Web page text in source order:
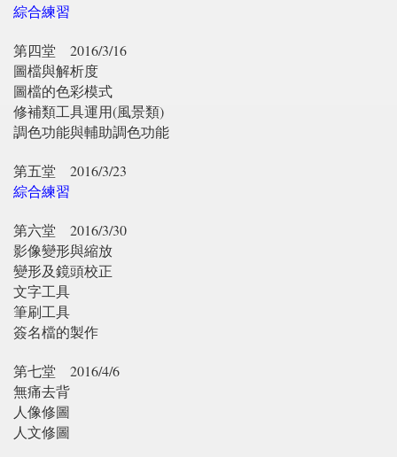
綜合練習
第四堂
2016/3/16
圖檔與解析度
圖檔的色彩模式
修補類工具運用(風景類)
調色功能與輔助調色功能
第五堂
2016/3/23
綜合練習
第六堂
2016/3/30
影像變形與縮放
變形及鏡頭校正
文字工具
筆刷工具
簽名檔的製作
第七堂
2016/4/6
無痛去背
人像修圖
人文修圖